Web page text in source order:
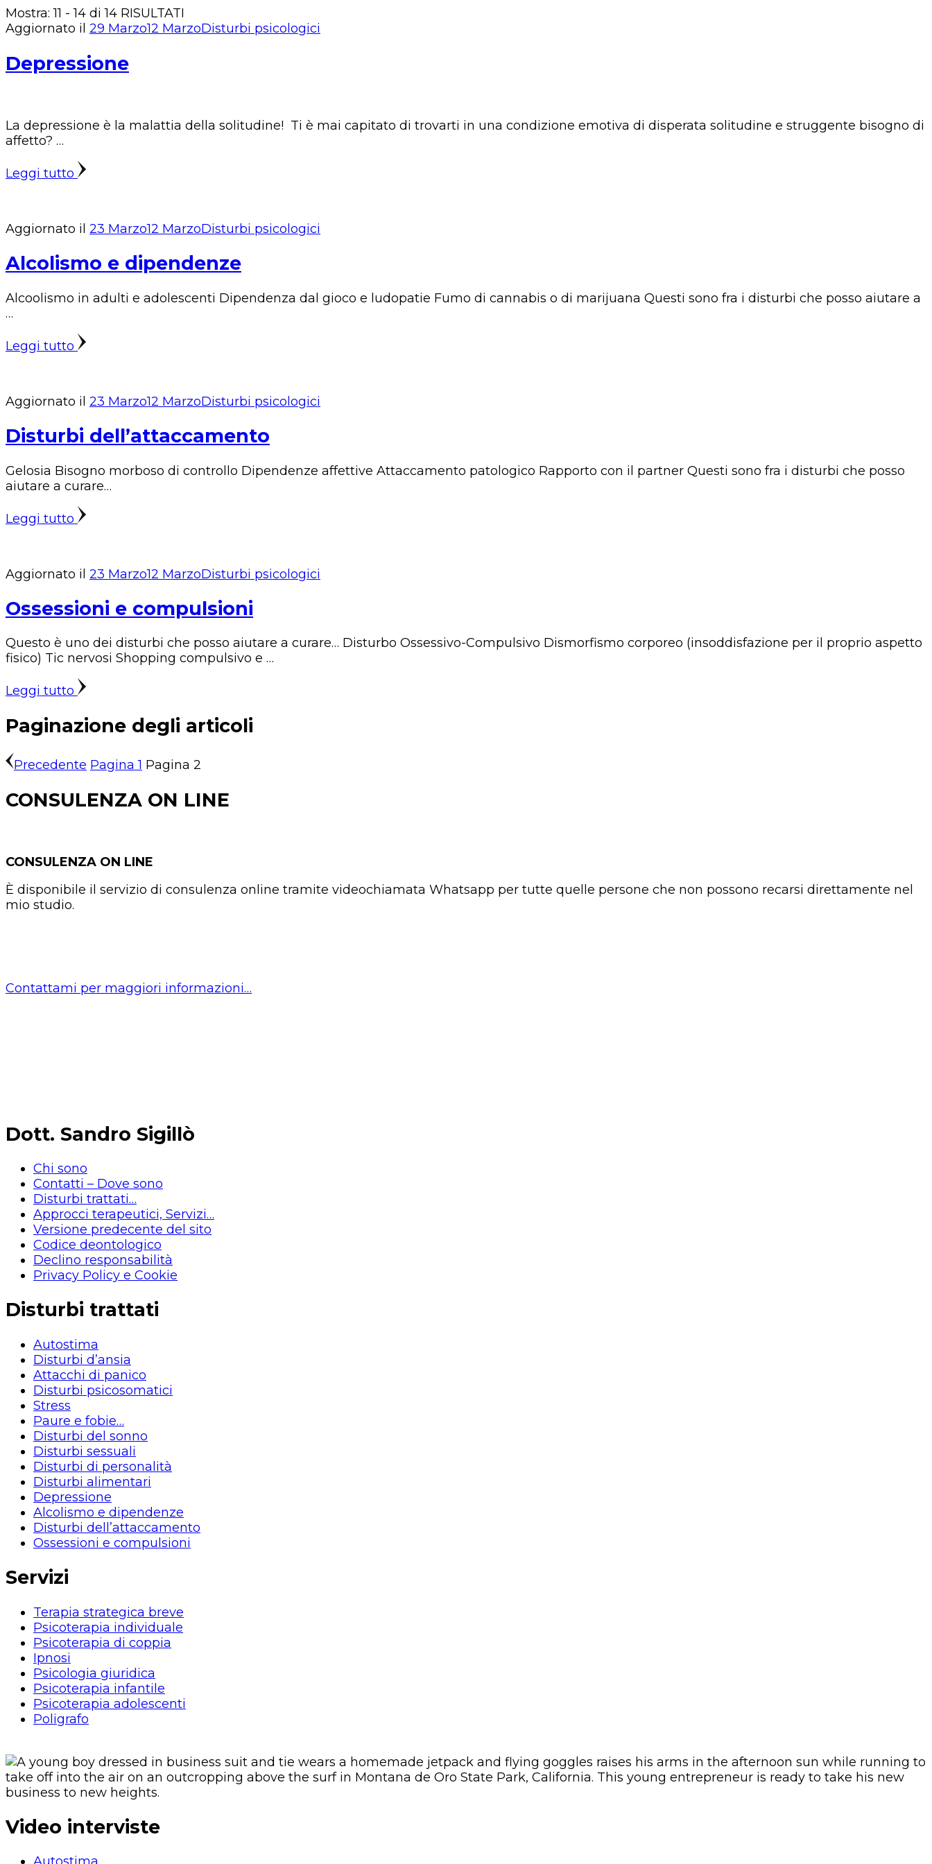
Mostra: 11 - 14 di 14 RISULTATI
Aggiornato il 29 Marzo12 MarzoDisturbi psicologici
Depressione
La depressione è la malattia della solitudine! Ti è mai capitato di trovarti in una condizione emotiva di disperata solitudine e struggente bisogno di
affetto? …
Leggi tutto
Aggiornato il 23 Marzo12 MarzoDisturbi psicologici
Alcolismo e dipendenze
Alcoolismo in adulti e adolescenti Dipendenza dal gioco e ludopatie Fumo di cannabis o di marijuana Questi sono fra i disturbi che posso aiutare a
…
Leggi tutto
Aggiornato il 23 Marzo12 MarzoDisturbi psicologici
Disturbi dell’attaccamento
Gelosia Bisogno morboso di controllo Dipendenze affettive Attaccamento patologico Rapporto con il partner Questi sono fra i disturbi che posso
aiutare a curare…
Leggi tutto
Aggiornato il 23 Marzo12 MarzoDisturbi psicologici
Ossessioni e compulsioni
Questo è uno dei disturbi che posso aiutare a curare… Disturbo Ossessivo-Compulsivo Dismorfismo corporeo (insoddisfazione per il proprio aspetto
fisico) Tic nervosi Shopping compulsivo e …
Leggi tutto
Paginazione degli articoli
Precedente Pagina1 Pagina 2
CONSULENZA ON LINE
CONSULENZA ON LINE
È disponibile il servizio di consulenza online tramite videochiamata Whatsapp per tutte quelle persone che non possono recarsi direttamente nel
mio studio.
Contattami per maggiori informazioni…
Dott. Sandro Sigillò
Chi sono
Contatti – Dove sono
Disturbi trattati…
Approcci terapeutici, Servizi…
Versione predecente del sito
Codice deontologico
Declino responsabilità
Privacy Policy e Cookie
Disturbi trattati
Autostima
Disturbi d’ansia
Attacchi di panico
Disturbi psicosomatici
Stress
Paure e fobie…
Disturbi del sonno
Disturbi sessuali
Disturbi di personalità
Disturbi alimentari
Depressione
Alcolismo e dipendenze
Disturbi dell’attaccamento
Ossessioni e compulsioni
Servizi
Terapia strategica breve
Psicoterapia individuale
Psicoterapia di coppia
Ipnosi
Psicologia giuridica
Psicoterapia infantile
Psicoterapia adolescenti
Poligrafo
Video interviste